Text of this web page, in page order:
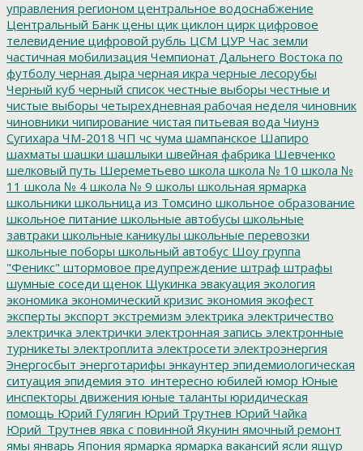
управления регионом центральное водоснабжение
Центральный Банк цены цик циклон цирк цифровое
телевидение цифровой рубль ЦСМ ЦУР Час земли
частичная мобилизация Чемпионат Дальнего Востока по
футболу черная дыра черная икра черные лесорубы
Черный куб черный список честные выборы честные и
чистые выборы четырехдневная рабочая неделя чиновник
чиновники чипирование чистая питьевая вода Чиунэ
Сугихара ЧМ-2018 ЧП чс чума шампанское Шапиро
шахматы шашки шашлыки швейная фабрика Шевченко
шелковый путь Шереметьево школа школа № 10 школа №
11 школа № 4 школа № 9 школы школьная ярмарка
школьники школьница из Томсино школьное образование
школьное питание школьные автобусы школьные
завтраки школьные каникулы школьные перевозки
школьные поборы школьный автобус Шоу группа
"Феникс" штормовое предупреждение штраф штрафы
шумные соседи щенок Щукинка эвакуация экология
экономика экономический кризис экономия экофест
эксперты экспорт экстремизм электрика электричество
электричка электрички электронная запись электронные
турникеты электроплита электросети электроэнергия
Энергосбыт энерготарифы энкаунтер эпидемиологическая
ситуация эпидемия это_интересно юбилей юмор Юные
инспекторы движения юные таланты юридическая
помощь Юрий Гулягин Юрий Трутнев Юрий Чайка
Юрий_Трутнев явка с повинной Якунин ямочный ремонт
ямы январь Япония ярмарка ярмарка вакансий ясли ящур